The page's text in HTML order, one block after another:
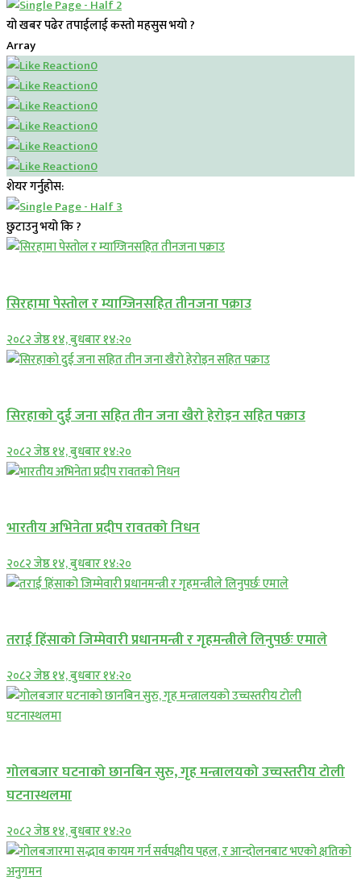
यो खबर पढेर तपाईलाई कस्तो महसुस भयो ?
Array
0
0
0
0
0
0
शेयर गर्नुहोस:
छुटाउनु भयो कि ?
सिरहामा पेस्तोल र म्याग्जिनसहित तीनजना पक्राउ
२०८२ जेष्ठ १४, बुधबार १४:२०
सिरहाकाे दुई जना सहित तीन जना खैरो हेरोइन सहित पक्राउ
२०८२ जेष्ठ १४, बुधबार १४:२०
भारतीय अभिनेता प्रदीप रावतको निधन
२०८२ जेष्ठ १४, बुधबार १४:२०
तराई हिंसाको जिम्मेवारी प्रधानमन्त्री र गृहमन्त्रीले लिनुपर्छः एमाले
२०८२ जेष्ठ १४, बुधबार १४:२०
गोलबजार घटनाको छानबिन सुरु, गृह मन्त्रालयको उच्चस्तरीय टोली
घटनास्थलमा
२०८२ जेष्ठ १४, बुधबार १४:२०